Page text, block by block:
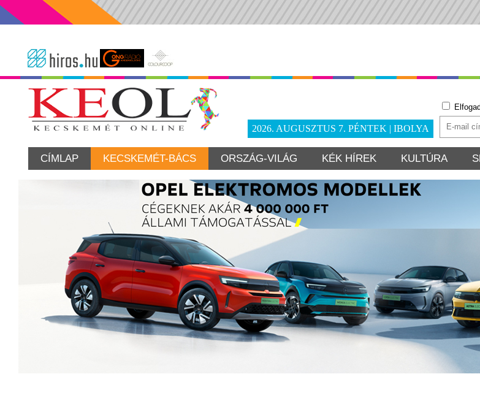
2026. AUGUSZTUS 7. PÉNTEK | IBOLYA
CÍMLAP KECSKEMÉT-BÁCS ORSZÁG-VILÁG KÉK HÍREK KULTÚRA